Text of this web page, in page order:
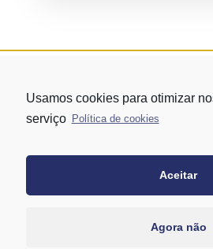
andar – conj. 1305 – Vila Mariana - São
Usamos cookies para otimizar
serviço Política de cookies
Aceitar
Agora não